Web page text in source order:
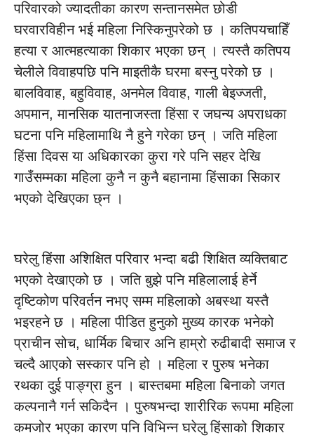
परिवारको ज्यादतीका कारण सन्तानसमेत छोडी
घरवारविहीन भई महिला निस्किनुपरेको छ । कतिपयचाहिँ
हत्या र आत्महत्याका शिकार भएका छन् । त्यस्तै कतिपय
चेलीले विवाहपछि पनि माइतीकै घरमा बस्नु परेको छ ।
बालविवाह, बहुविवाह, अनमेल विवाह, गाली बेइज्जती,
अपमान, मानसिक यातनाजस्ता हिंसा र जघन्य अपराधका
घटना पनि महिलामाथि नै हुने गरेका छन् । जति महिला
हिंसा दिवस या अधिकारका कुरा गरे पनि सहर देखि
गाउँसम्मका महिला कुनै न कुनै बहानामा हिंसाका सिकार
भएको देखिएका छ्न ।
घरेलु हिंसा अशिक्षित परिवार भन्दा बढी शिक्षित व्यक्तिबाट
भएको देखाएको छ । जति बुझे पनि महिलालाई हेर्ने
दृष्टिकोण परिवर्तन नभए सम्म महिलाको अबस्था यस्तै
भइरहने छ । महिला पीडित हुनुको मुख्य कारक भनेको
प्राचीन सोच, धार्मिक बिचार अनि हाम्रो रुढीबादी समाज र
चल्दै आएको सस्कार पनि हो । महिला र पुरुष भनेका
रथका दुई पाङ्ग्रा हुन । बास्तबमा महिला बिनाको जगत
कल्पनानै गर्न सकिदैन । पुरुषभन्दा शारीरिक रूपमा महिला
कमजोर भएका कारण पनि विभिन्न घरेलु हिंसाको शिकार